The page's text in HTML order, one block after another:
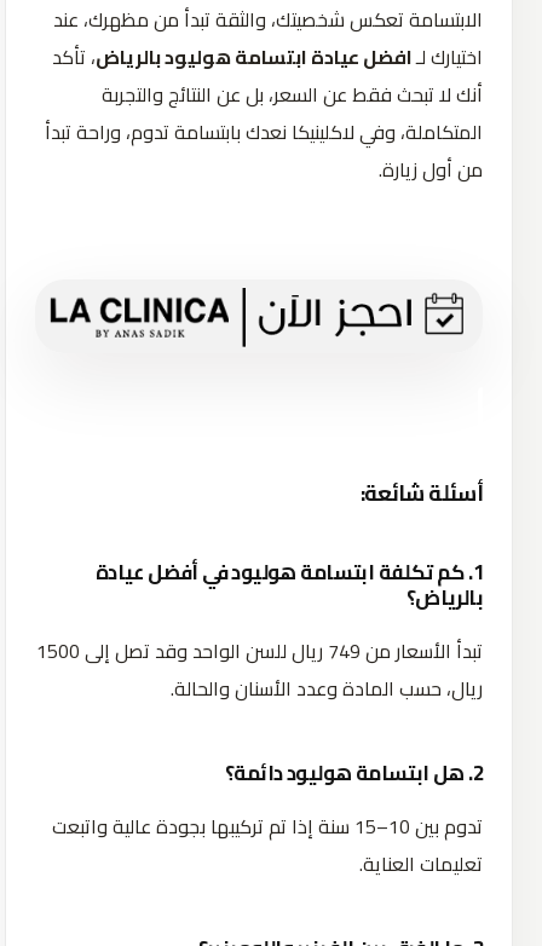
الابتسامة تعكس شخصيتك، والثقة تبدأ من مظهرك، عند
اختيارك لـافضل عيادة ابتسامة هوليود بالرياض، تأكد
أنك لا تبحث فقط عن السعر، بل عن النتائج والتجربة
المتكاملة، وفي لاكلينيكا نعدك بابتسامة تدوم، وراحة تبدأ
من أول زيارة.
أسئلةشائعة:
1. كم تكلفة ابتسامة هوليود في أفضل عيادة
بالرياض؟
تبدأ الأسعار من 749 ريال للسن الواحد وقد تصل إلى 1500
ريال، حسب المادة وعدد الأسنان والحالة.
2. هل ابتسامة هوليود دائمة؟
تدوم بين 10–15 سنة إذا تم تركيبها بجودة عالية واتبعت
تعليمات العناية.